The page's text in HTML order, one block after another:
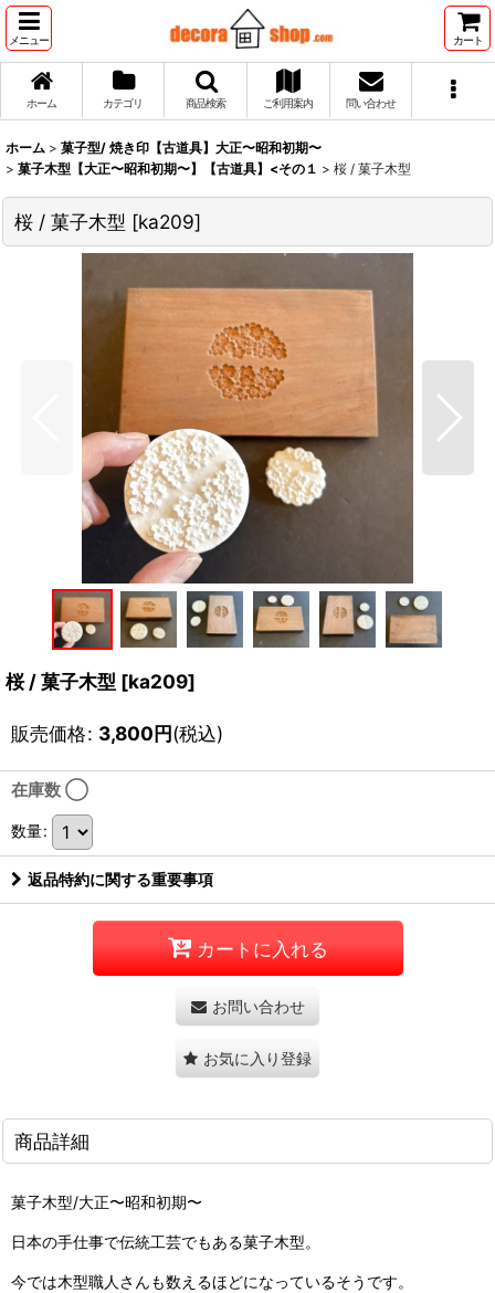
メニュー カート
ホーム カテゴリ 商品検索 ご利用案内 問い合わせ
ホーム > 菓子型/ 焼き印【古道具】大正〜昭和初期〜
> 菓子木型【大正〜昭和初期〜】【古道具】<その１ > 桜 / 菓子木型
桜 / 菓子木型 [ka209]
桜 / 菓子木型 [ka209]
販売価格: 3,800円(税込)
在庫数 ◯
数量:
返品特約に関する重要事項
カートに入れる
お問い合わせ
お気に入り登録
商品詳細
菓子木型/大正〜昭和初期〜
日本の手仕事で伝統工芸でもある菓子木型。
今では木型職人さんも数えるほどになっているそうです。